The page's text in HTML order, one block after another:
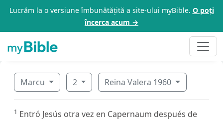
Lucrăm la o versiune îmbunătățită a site-ului myBible. O poți
încerca acum →
Marcu 2 Reina Valera 1960
1 Entró Jesús otra vez en Capernaum después de